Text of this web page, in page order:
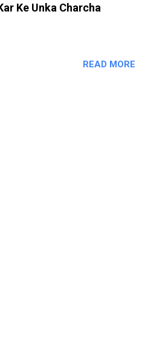
Ke Unka Charcha
READ MORE